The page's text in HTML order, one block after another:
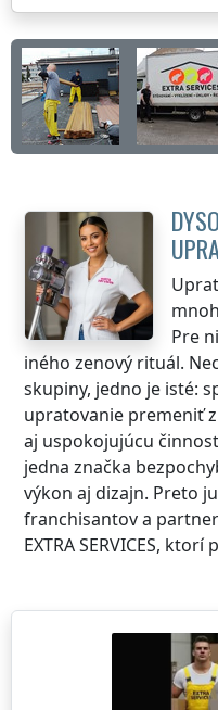
Pre
iného zenový rituál.
skupiny, jedno je isté:
upratovanie premeniť
aj uspokojujúcu
jedna značka
výkon aj dizajn. Preto
franchisantov a
EXTRA SERVICES,